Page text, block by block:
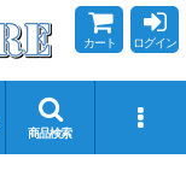
カート ログイン
商品検索